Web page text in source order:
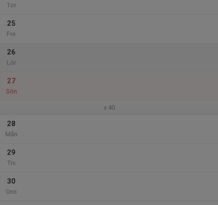
Tor
25
Fre
26
Lör
27
Sön
v.40
28
Mån
29
Tis
30
Ons